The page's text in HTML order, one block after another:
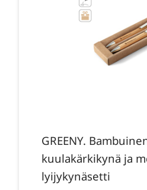
GREENY.
kuulakärkikynä ja
lyijykynäsetti